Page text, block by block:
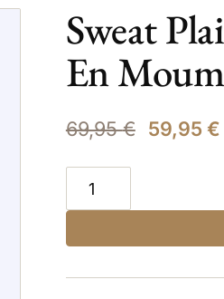
Sweat
En
69,95€ 59,95€